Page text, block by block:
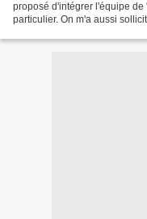
proposé d'intégrer l'équipe de
particulier. On m'a aussi